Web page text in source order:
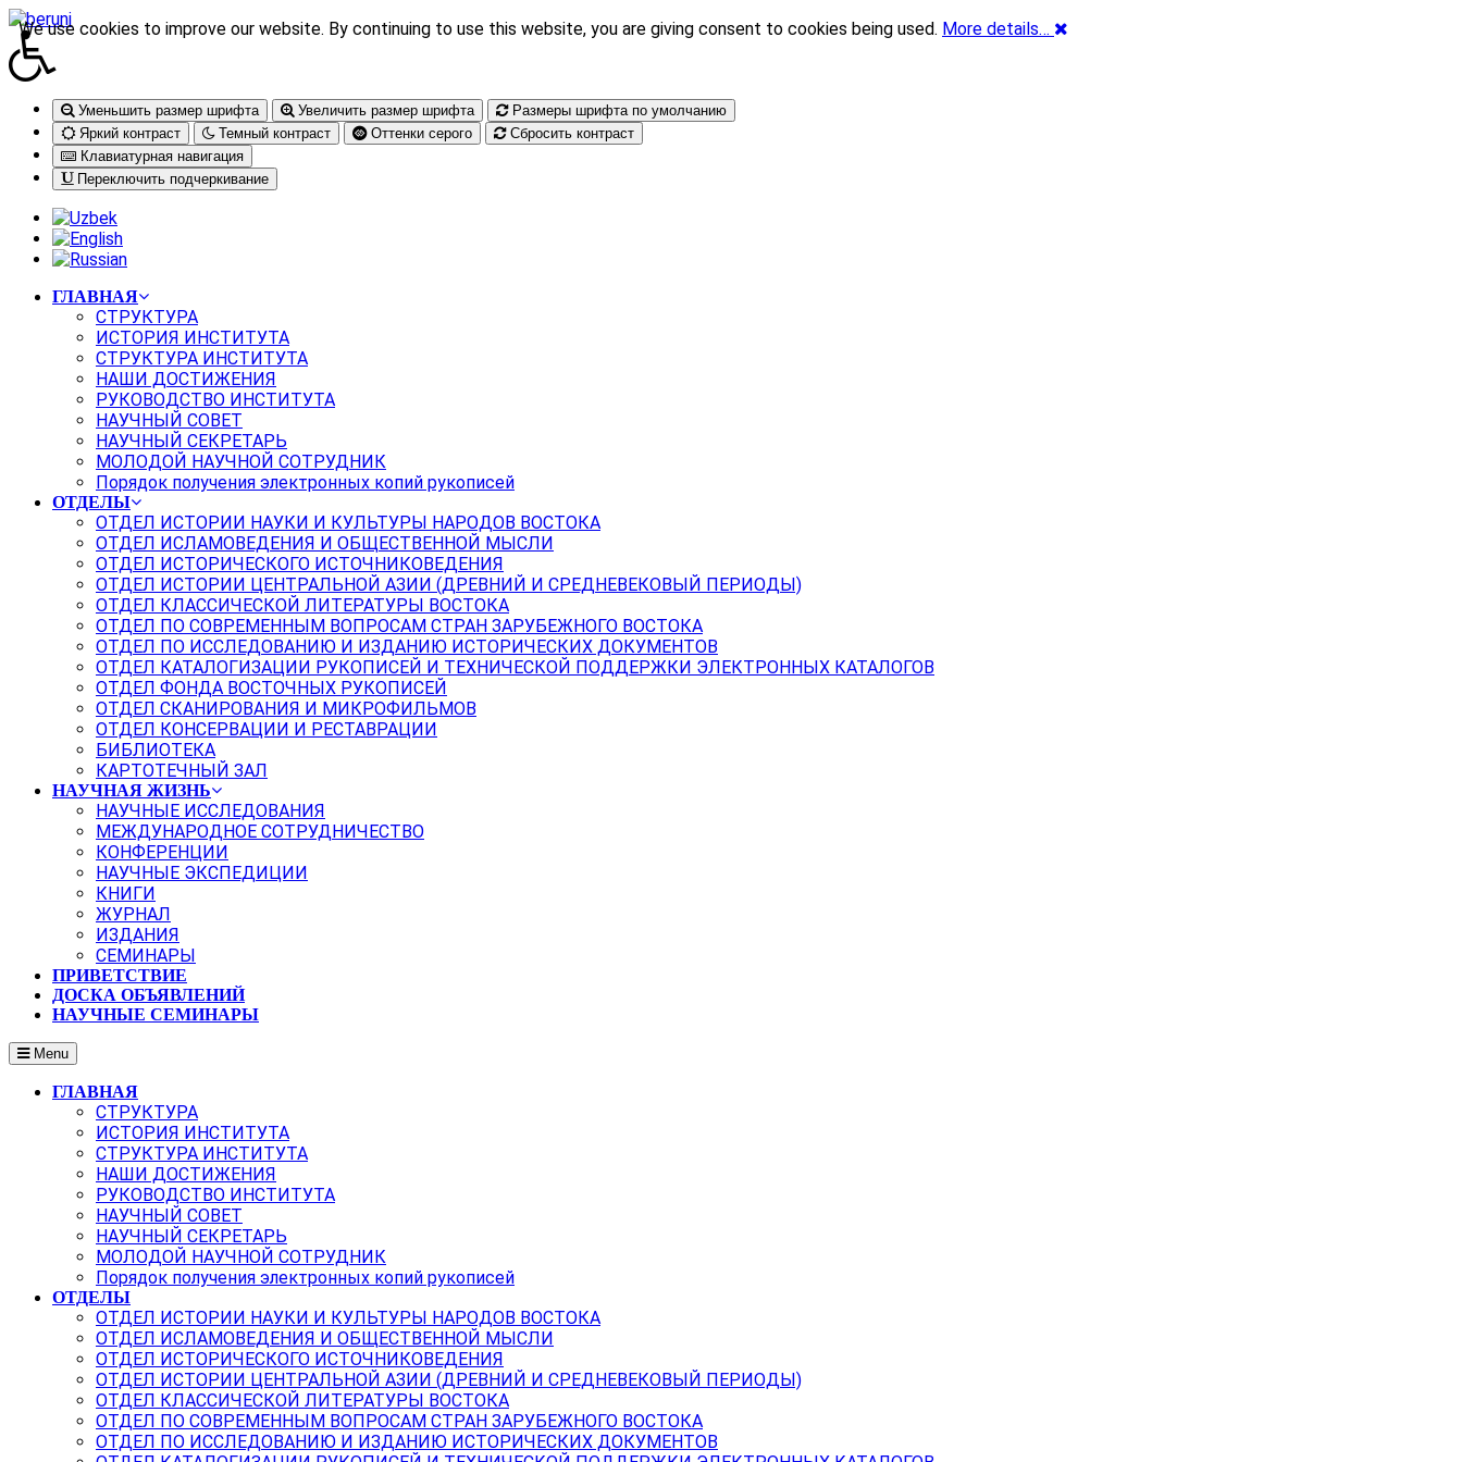
Уменьшить размер шрифта Увеличить размер шрифта
Размеры шрифта по умолчанию
Яркий контраст
Темный контраст Оттенки серого
Сбросить контраст
Клавиатурная навигация
Переключить подчеркивание
ГЛАВНАЯ
СТРУКТУРА
ИСТОРИЯ ИНСТИТУТА
СТРУКТУРА ИНСТИТУТА
НАШИ ДОСТИЖЕНИЯ
РУКОВОДСТВО ИНСТИТУТА
НАУЧНЫЙ СОВЕТ
НАУЧНЫЙ СЕКРЕТАРЬ
МОЛОДОЙ НАУЧНОЙ СОТРУДНИК
Порядок получения электронных копий рукописей
ОТДЕЛЫ
ОТДЕЛ ИСТОРИИ НАУКИ И КУЛЬТУРЫ НАРОДОВ ВОСТОКА
ОТДЕЛ ИСЛАМОВЕДЕНИЯ И ОБЩЕСТВЕННОЙ МЫСЛИ
ОТДЕЛ ИСТОРИЧЕСКОГО ИСТОЧНИКОВЕДЕНИЯ
ОТДЕЛ ИСТОРИИ ЦЕНТРАЛЬНОЙ АЗИИ (ДРЕВНИЙ И СРЕДНЕВЕКОВЫЙ ПЕРИОДЫ)
ОТДЕЛ КЛАССИЧЕСКОЙ ЛИТЕРАТУРЫ ВОСТОКА
ОТДЕЛ ПО СОВРЕМЕННЫМ ВОПРОСАМ СТРАН ЗАРУБЕЖНОГО ВОСТОКА
ОТДЕЛ ПО ИССЛЕДОВАНИЮ И ИЗДАНИЮ ИСТОРИЧЕСКИХ ДОКУМЕНТОВ
ОТДЕЛ КАТАЛОГИЗАЦИИ РУКОПИСЕЙ И ТЕХНИЧЕСКОЙ ПОДДЕРЖКИ ЭЛЕКТРОННЫХ КАТАЛОГОВ
ОТДЕЛ ФОНДА ВОСТОЧНЫХ РУКОПИСЕЙ
ОТДЕЛ СКАНИРОВАНИЯ И МИКРОФИЛЬМОВ
ОТДЕЛ КОНСЕРВАЦИИ И РЕСТАВРАЦИИ
БИБЛИОТЕКА
КАРТОТЕЧНЫЙ ЗАЛ
НАУЧНАЯ ЖИЗНЬ
НАУЧНЫЕ ИССЛЕДОВАНИЯ
МЕЖДУНАРОДНОЕ СОТРУДНИЧЕСТВО
КОНФЕРЕНЦИИ
НАУЧНЫЕ ЭКСПЕДИЦИИ
КНИГИ
ЖУРНАЛ
ИЗДАНИЯ
СЕМИНАРЫ
ПРИВЕТСТВИЕ
ДОСКА ОБЪЯВЛЕНИЙ
НАУЧНЫЕ СЕМИНАРЫ
Menu
ГЛАВНАЯ
СТРУКТУРА
ИСТОРИЯ ИНСТИТУТА
СТРУКТУРА ИНСТИТУТА
НАШИ ДОСТИЖЕНИЯ
РУКОВОДСТВО ИНСТИТУТА
НАУЧНЫЙ СОВЕТ
НАУЧНЫЙ СЕКРЕТАРЬ
МОЛОДОЙ НАУЧНОЙ СОТРУДНИК
Порядок получения электронных копий рукописей
ОТДЕЛЫ
ОТДЕЛ ИСТОРИИ НАУКИ И КУЛЬТУРЫ НАРОДОВ ВОСТОКА
ОТДЕЛ ИСЛАМОВЕДЕНИЯ И ОБЩЕСТВЕННОЙ МЫСЛИ
ОТДЕЛ ИСТОРИЧЕСКОГО ИСТОЧНИКОВЕДЕНИЯ
ОТДЕЛ ИСТОРИИ ЦЕНТРАЛЬНОЙ АЗИИ (ДРЕВНИЙ И СРЕДНЕВЕКОВЫЙ ПЕРИОДЫ)
ОТДЕЛ КЛАССИЧЕСКОЙ ЛИТЕРАТУРЫ ВОСТОКА
ОТДЕЛ ПО СОВРЕМЕННЫМ ВОПРОСАМ СТРАН ЗАРУБЕЖНОГО ВОСТОКА
ОТДЕЛ ПО ИССЛЕДОВАНИЮ И ИЗДАНИЮ ИСТОРИЧЕСКИХ ДОКУМЕНТОВ
We use cookies to improve our website. By continuing to use this website, you are giving consent to cookies being used. More details…